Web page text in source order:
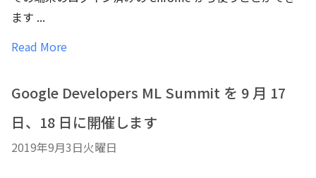
ます ...
Read More
Google Developers ML Summit を 9 月 17
日、18 日に開催します
2019年9月3日火曜日